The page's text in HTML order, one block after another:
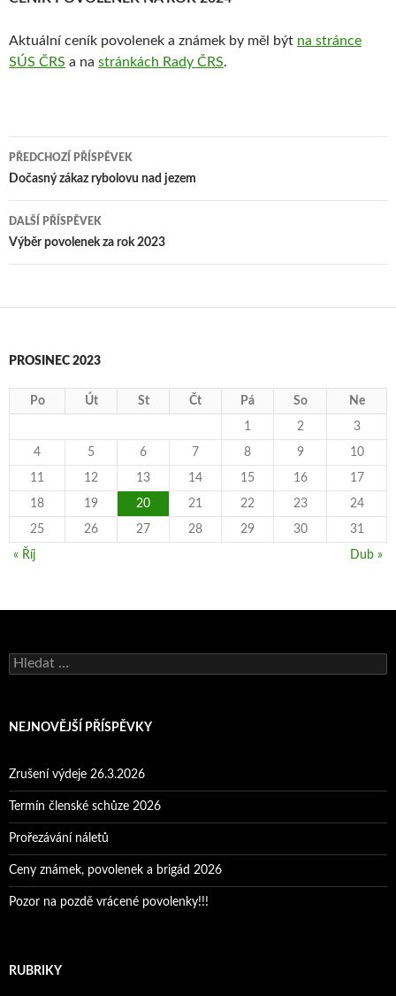
Aktuální ceník povolenek a známek by měl být na stránce
SÚS ČRS a na stránkách Rady ČRS.
Navigace
pro
příspěvky
PŘEDCHOZÍ PŘÍSPĚVEK
Dočasný zákaz rybolovu nad jezem
DALŠÍ PŘÍSPĚVEK
Výběr povolenek za rok 2023
PROSINEC 2023
Po Út St Čt Pá So Ne
1 2 3
4 5 6 7 8 9 10
11 12 13 14 15 16 17
18 19 20 21 22 23 24
25 26 27 28 29 30 31
« Říj Dub »
Vyhledávání
NEJNOVĚJŠÍ PŘÍSPĚVKY
Zrušení výdeje 26.3.2026
Termín členské schůze 2026
Prořezávání náletů
Ceny známek, povolenek a brigád 2026
Pozor na pozdě vrácené povolenky!!!
RUBRIKY